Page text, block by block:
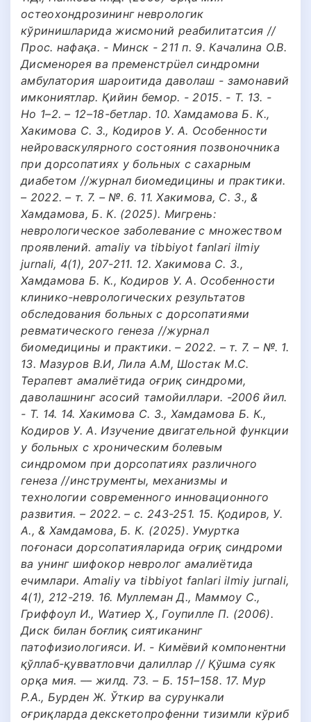
остеохондрозининг неврологик
кўринишларида жисмоний реабилитатсия //
Проc. нафақа. - Минск - 211 п. 9. Качалина О.В.
Дисменорея ва пременстрüел синдромни
амбулатория шароитида даволаш - замонавий
имкониятлар. Қийин бемор. - 2015. - Т. 13. -
Но 1–2. – 12–18-бетлар. 10. Хамдамова Б. К.,
Хакимова С. З., Кодиров У. А. Особенности
нейроваскулярного состояния позвоночника
при дорсопатиях у больных с сахарным
диабетом //журнал биомедицины и практики.
– 2022. – т. 7. – №. 6. 11. Хакимова, С. З., &
Хамдамова, Б. К. (2025). Мигрень:
неврологическое заболевание с множеством
проявлений. amaliy va tibbiyot fanlari ilmiy
jurnali, 4(1), 207-211. 12. Хакимова С. З.,
Хамдамова Б. К., Кодиров У. А. Особенности
клинико-неврологических результатов
обследования больных с дорсопатиями
ревматического генеза //журнал
биомедицины и практики. – 2022. – т. 7. – №. 1.
13. Мазуров В.И, Лила А.М, Шостак М.С.
Терапевт амалиётида оғриқ синдроми,
даволашнинг асосий тамойиллари. -2006 йил.
- Т. 14. 14. Хакимова С. З., Хамдамова Б. К.,
Кодиров У. А. Изучение двигательной функции
у больных с хроническим болевым
синдромом при дорсопатиях различного
генеза //инструменты, механизмы и
технологии современного инновационного
развития. – 2022. – с. 243-251. 15. Қодиров, У.
А., & Хамдамова, Б. К. (2025). Умуртка
поғонаси дорсопатияларида оғриқ синдроми
ва унинг шифокор невролог амалиётида
ечимлари. Amaliy va tibbiyot fanlari ilmiy jurnali,
4(1), 212-219. 16. Муллеман Д., Маммоу С.,
Гриффоул И., Wатиер Ҳ., Гоупилле П. (2006).
Диск билан боғлиқ сиятиканинг
патофизиологияси. И. - Кимёвий компонентни
қўллаб-қувватловчи далиллар // Қўшма суяк
орқа мия. –– жилд. 73. – Б. 151–158. 17. Мур
Р.А., Бурден Ж. Ўткир ва сурункали
оғриқларда декскетопрофенни тизимли кўриб